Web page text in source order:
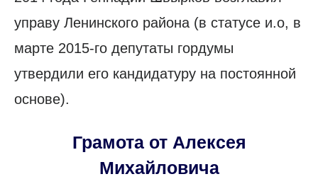
управу Ленинского района (в статусе и.о, в
марте 2015-го депутаты гордумы
утвердили его кандидатуру на постоянной
основе).
Грамота от Алексея
Михайловича